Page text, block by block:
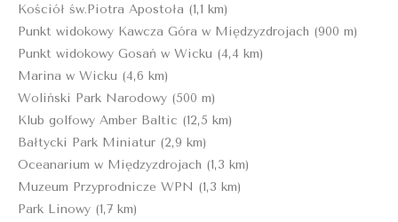
Kościół św.Piotra Apostoła (1,1 km)
Punkt widokowy Kawcza Góra w Międzyzdrojach (900 m)
Punkt widokowy Gosań w Wicku (4,4 km)
Marina w Wicku (4,6 km)
Woliński Park Narodowy (500 m)
Klub golfowy Amber Baltic (12,5 km)
Bałtycki Park Miniatur (2,9 km)
Oceanarium w Międzyzdrojach (1,3 km)
Muzeum Przyprodnicze WPN (1,3 km)
Park Linowy (1,7 km)